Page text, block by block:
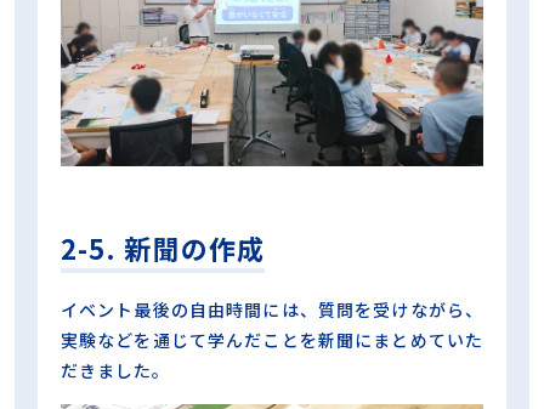
2-5. 新聞の作成
イベント最後の自由時間には、質問を受けながら、
実験などを通じて学んだことを新聞にまとめていた
だきました。